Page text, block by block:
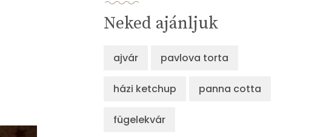
Neked ajánljuk
ajvár pavlova torta
házi ketchup panna cotta
fügelekvár